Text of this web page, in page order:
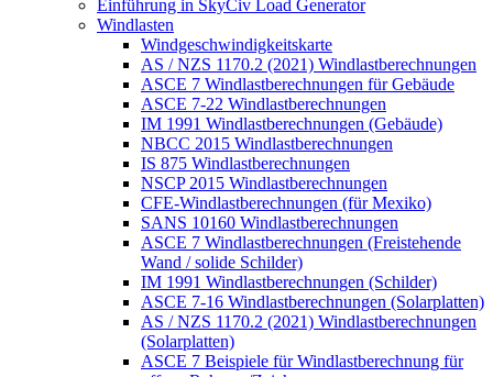
Einführung in SkyCiv Load Generator
Windlasten
Windgeschwindigkeitskarte
AS / NZS 1170.2 (2021) Windlastberechnungen
ASCE 7 Windlastberechnungen für Gebäude
ASCE 7-22 Windlastberechnungen
IM 1991 Windlastberechnungen (Gebäude)
NBCC 2015 Windlastberechnungen
IS 875 Windlastberechnungen
NSCP 2015 Windlastberechnungen
CFE-Windlastberechnungen (für Mexiko)
SANS 10160 Windlastberechnungen
ASCE 7 Windlastberechnungen (Freistehende
Wand / solide Schilder)
IM 1991 Windlastberechnungen (Schilder)
ASCE 7-16 Windlastberechnungen (Solarplatten)
AS / NZS 1170.2 (2021) Windlastberechnungen
(Solarplatten)
ASCE 7 Beispiele für Windlastberechnung für